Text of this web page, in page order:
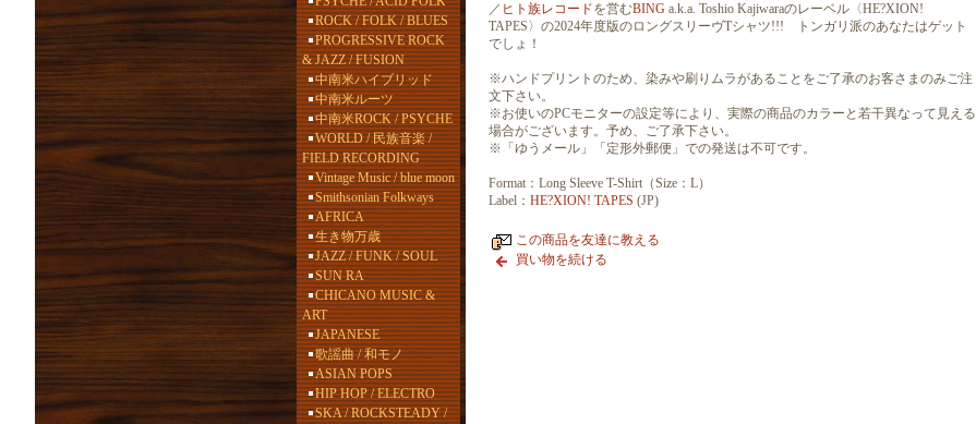
ROCK / FOLK / BLUES
PROGRESSIVE ROCK
& JAZZ / FUSION
中南米ハイブリッド
中南米ルーツ
中南米ROCK / PSYCHE
WORLD / 民族音楽 /
FIELD RECORDING
Vintage Music / blue moon
Smithsonian Folkways
AFRICA
生き物万歳
JAZZ / FUNK / SOUL
SUN RA
CHICANO MUSIC &
ART
JAPANESE
歌謡曲 / 和モノ
ASIAN POPS
HIP HOP / ELECTRO
SKA / ROCKSTEADY /
／ ヒト族レコードを営むBING a.k.a. Toshio Kajiwaraのレーベル〈HE?XION!
TAPES〉の2024年度版のロングスリーヴTシャツ!!! トンガリ派のあなたはゲット
でしょ！
※ハンドプリントのため、染みや刷りムラがあることをご了承のお客さまのみご注
文下さい。
※お使いのPCモニターの設定等により、実際の商品のカラーと若干異なって見える
場合がございます。予め、ご了承下さい。
※「ゆうメール」「定形外郵便」での発送は不可です。
Format：Long Sleeve T-Shirt（Size：L）
Label： HE?XION! TAPES (JP)
この商品を友達に教える
買い物を続ける